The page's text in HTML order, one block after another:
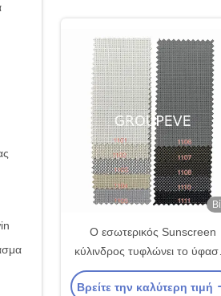
Ο εσωτερικός Sunscreen
κύλινδρος τυφλώνει το
με την ειλικρίνεια 1% 3% 5%
τη σκιά παραθύρων
Βρείτε την καλύτερη τιμή